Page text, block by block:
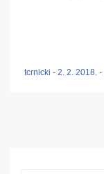
tcrnicki - 2. 2. 2018. -